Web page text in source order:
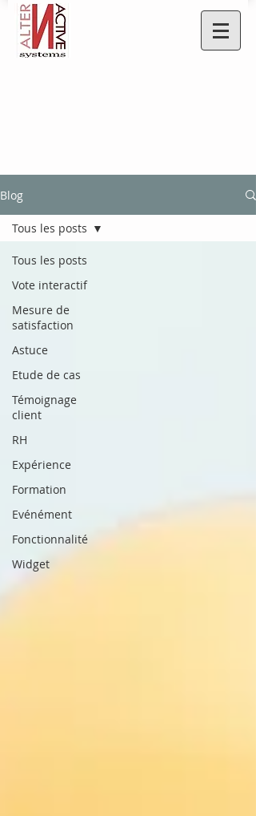
Blog
Tous les posts
Vote interactif
Mesure de
satisfaction
Astuce
Etude de cas
Témoignage
client
RH
Expérience
Formation
Evénément
Fonctionnalité
Widget
Tous les posts